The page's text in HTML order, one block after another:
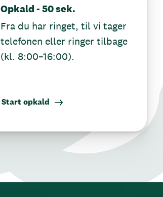
Opkald - 50 sek.
Fra du har ringet, til vi tager
telefonen eller ringer tilbage
(kl. 8:00–16:00).
Start opkald